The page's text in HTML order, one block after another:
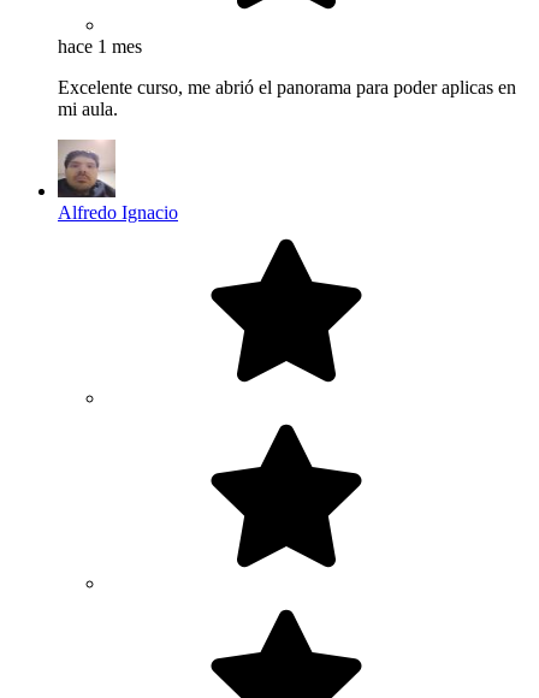
hace 1 mes
Excelente curso, me abrió el panorama para poder aplicas en
mi aula.
Alfredo Ignacio